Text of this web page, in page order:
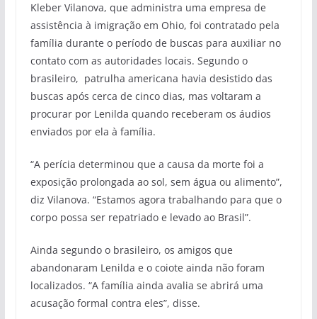
Kleber Vilanova, que administra uma empresa de
assistência à imigração em Ohio, foi contratado pela
família durante o período de buscas para auxiliar no
contato com as autoridades locais. Segundo o
brasileiro, patrulha americana havia desistido das
buscas após cerca de cinco dias, mas voltaram a
procurar por Lenilda quando receberam os áudios
enviados por ela à família.
“A perícia determinou que a causa da morte foi a
exposição prolongada ao sol, sem água ou alimento”,
diz Vilanova. “Estamos agora trabalhando para que o
corpo possa ser repatriado e levado ao Brasil”.
Ainda segundo o brasileiro, os amigos que
abandonaram Lenilda e o coiote ainda não foram
localizados. “A família ainda avalia se abrirá uma
acusação formal contra eles”, disse.